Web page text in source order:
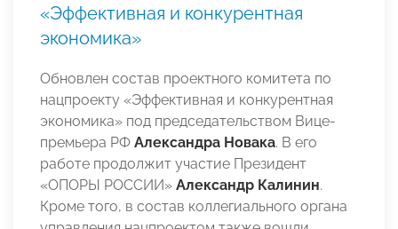
«Эффективная и конкурентная
экономика»
Обновлен состав проектного комитета по
нацпроекту «Эффективная и конкурентная
экономика» под председательством Вице-
премьера РФ Александра Новака. В его
работе продолжит участие Президент
«ОПОРЫ РОССИИ» Александр Калинин.
Кроме того, в состав коллегиального органа